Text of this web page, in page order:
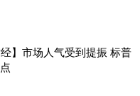
】市场人气受到提振 标普